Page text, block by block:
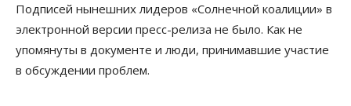
Подписей нынешних лидеров «Солнечной коалиции» в
электронной версии пресс-релиза не было. Как не
упомянуты в документе и люди, принимавшие участие
в обсуждении проблем.